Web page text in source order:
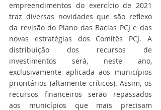
empreendimentos do exercício de 2021
traz diversas novidades que são reflexo
da revisão do Plano das Bacias PCJ e das
novas estratégias dos Comitês PCJ. A
distribuição dos recursos de
investimentos será, neste ano,
exclusivamente aplicada aos municípios
prioritários (altamente críticos). Assim, os
recursos financeiros serão repassados
aos municípios que mais precisam